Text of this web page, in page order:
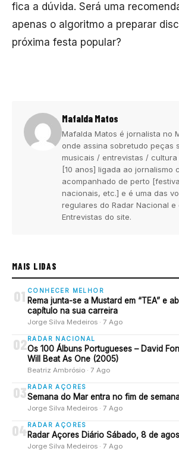
fica a dúvida. Será uma
apenas o algoritmo a preparar
próxima festa popular?
Mafalda Matos
Mafalda Matos é jornalista no
onde assina sobretudo peças
musicais / entrevistas / cultura
[10 anos] ligada ao jornalismo
acompanhado de perto
nacionais, etc.] e é uma das
regulares do Radar Nacional
Entrevistas do site.
MAIS LIDAS
01 CONHECER MELHOR
Rema junta-se a Mustard em “TEA” e
capítulo na sua carreira
Jorge Silva Medeiros · 7 Ago
02 RADAR NACIONAL
Os 100 Álbuns Portugueses – David
Will Beat As One (2005)
Beatriz Ambrósio · 7 Ago
03 RADAR AÇORES
Semana do Mar entra no fim de
Jorge Silva Medeiros · 7 Ago
04 RADAR AÇORES
Radar Açores Diário Sábado, 8 de
Jorge Silva Medeiros · 7 Ago